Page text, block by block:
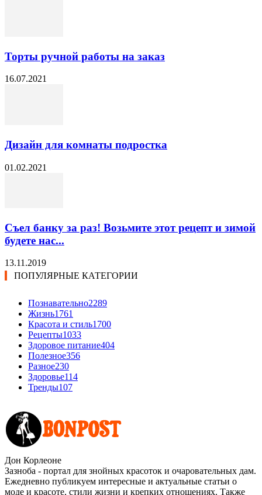
Торты ручной работы на заказ
16.07.2021
Дизайн для комнаты подростка
01.02.2021
Съел банку за раз! Возьмите этот рецепт и зимой
будете нас...
13.11.2019
ПОПУЛЯРНЫЕ КАТЕГОРИИ
Познавательно2289
Жизнь1761
Красота и стиль1700
Рецепты1033
Здоровое питание404
Полезное356
Разное230
Здоровье114
Тренды107
Дон Корлеоне
Зазноба - портал для знойных красоток и очаровательных дам.
Ежедневно публикуем интересные и актуальные статьи о
моде и красоте, стили жизни и крепких отношениях. Также